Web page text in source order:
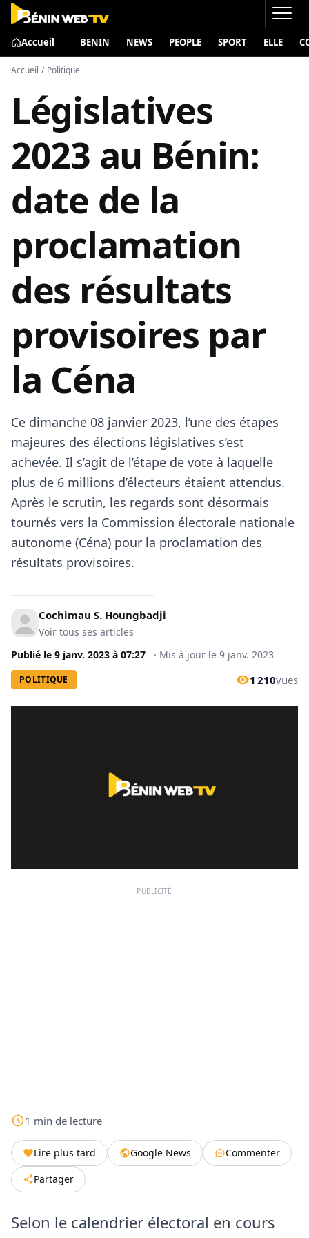
Accueil BENIN NEWS PEOPLE SPORT ELLE
Accueil / Politique
Législatives
2023 au Bénin:
date de la
proclamation
des résultats
provisoires par
la Céna
Ce dimanche 08 janvier 2023, l’une des étapes
majeures des élections législatives s’est
achevée. Il s’agit de l’étape de vote à laquelle
plus de 6 millions d’électeurs étaient attendus.
Après le scrutin, les regards sont désormais
tournés vers la Commission électorale nationale
autonome (Céna) pour la proclamation des
résultats provisoires.
Cochimau S. Houngbadji
Voir tous ses articles
Publié le 9 janv. 2023 à 07:27 · Mis à jour le 9 janv. 2023
POLITIQUE 1 210vues
PUBLICITÉ
1 min de lecture
Lire plus tard Google News
Commenter
Partager
Selon le calendrier électoral en cours